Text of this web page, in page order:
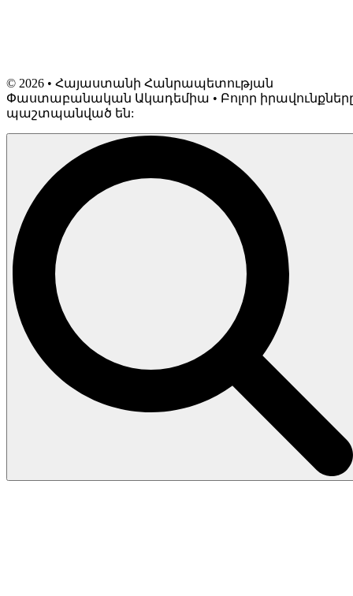
© 2026 • Հայաստանի Հանրապետության
Փաստաբանական Ակադեմիա • Բոլոր
պաշտպանված են: